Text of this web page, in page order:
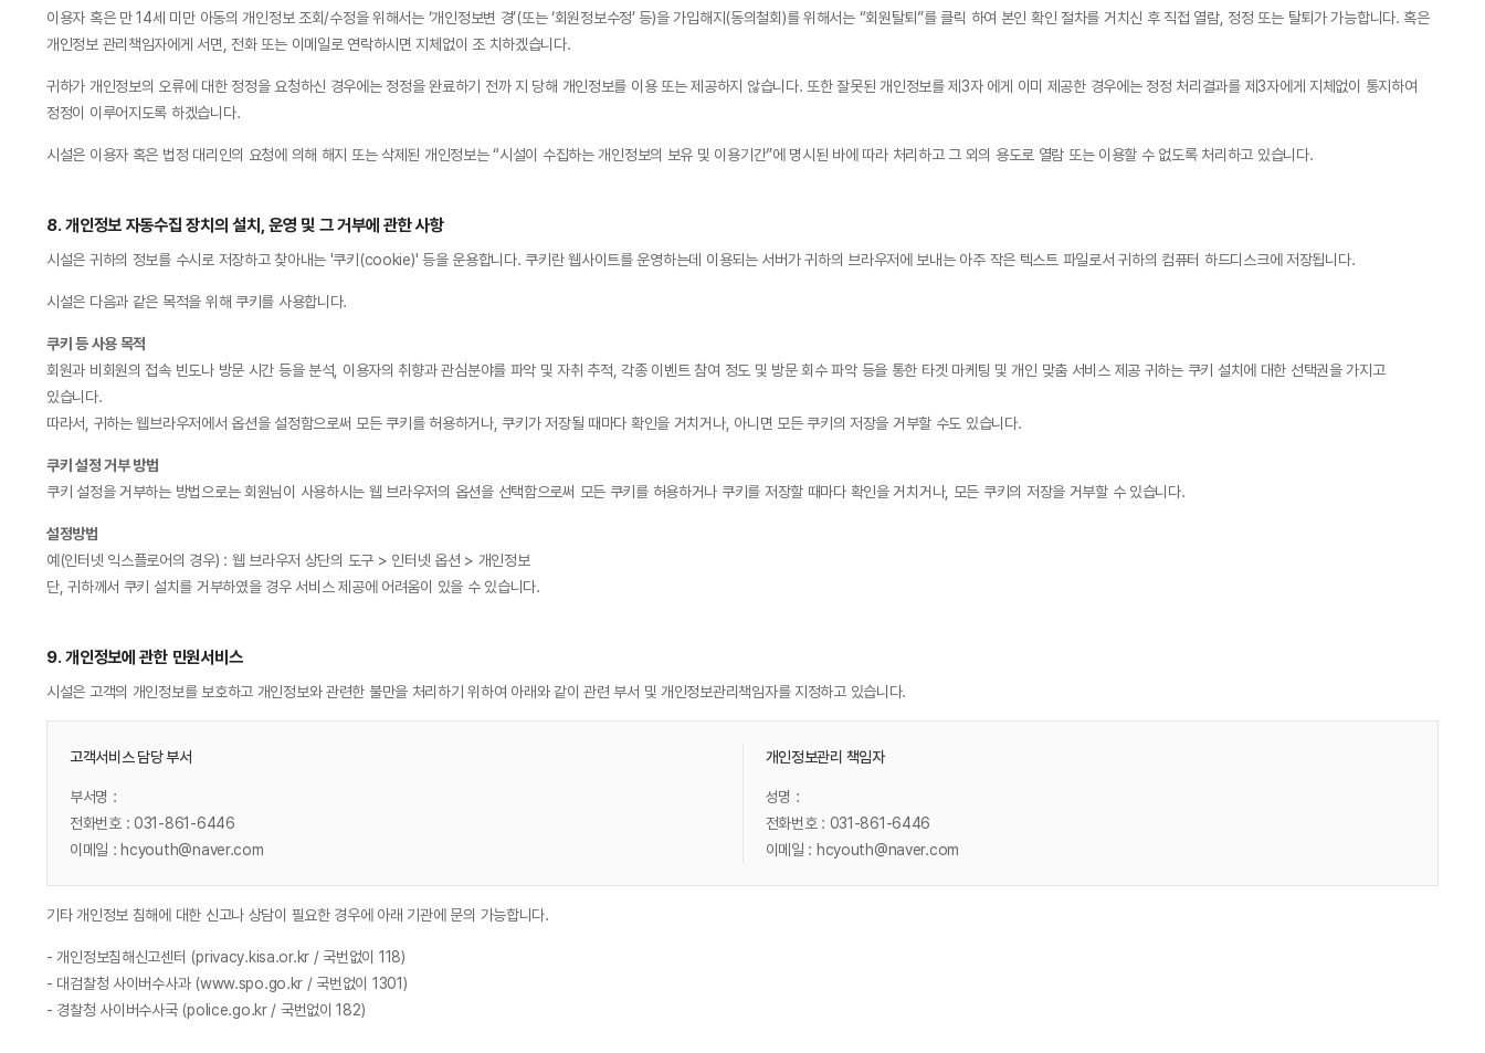
이용자 혹은 만 14세 미만 아동의 개인정보 조회/수정을 위해서는 ‘개인정보변 경’(또는 ‘회원정보수정’ 등)을 가입해지(동의철회)를 위해서는 “회원탈퇴”를 클릭 하여 본인 확인 절차를 거치신 후 직접 열람, 정정 또는 탈퇴가 가능합니다. 혹은
개인정보 관리책임자에게 서면, 전화 또는 이메일로 연락하시면 지체없이 조 치하겠습니다.
귀하가 개인정보의 오류에 대한 정정을 요청하신 경우에는 정정을 완료하기 전까 지 당해 개인정보를 이용 또는 제공하지 않습니다. 또한 잘못된 개인정보를 제3자 에게 이미 제공한 경우에는 정정 처리결과를 제3자에게 지체없이 통지하여
정정이 이루어지도록 하겠습니다.
시설은 이용자 혹은 법정 대리인의 요청에 의해 해지 또는 삭제된 개인정보는 “시설이 수집하는 개인정보의 보유 및 이용기간”에 명시된 바에 따라 처리하고 그 외의 용도로 열람 또는 이용할 수 없도록 처리하고 있습니다.
8. 개인정보 자동수집 장치의 설치, 운영 및 그 거부에 관한 사항
시설은 귀하의 정보를 수시로 저장하고 찾아내는 '쿠키(cookie)' 등을 운용합니다. 쿠키란 웹사이트를 운영하는데 이용되는 서버가 귀하의 브라우저에 보내는 아주 작은 텍스트 파일로서 귀하의 컴퓨터 하드디스크에 저장됩니다.
시설은 다음과 같은 목적을 위해 쿠키를 사용합니다.
쿠키 등 사용 목적
회원과 비회원의 접속 빈도나 방문 시간 등을 분석, 이용자의 취향과 관심분야를 파악 및 자취 추적, 각종 이벤트 참여 정도 및 방문 회수 파악 등을 통한 타겟 마케팅 및 개인 맞춤 서비스 제공 귀하는 쿠키 설치에 대한 선택권을 가지고
있습니다.
따라서, 귀하는 웹브라우저에서 옵션을 설정함으로써 모든 쿠키를 허용하거나, 쿠키가 저장될 때마다 확인을 거치거나, 아니면 모든 쿠키의 저장을 거부할 수도 있습니다.
쿠키 설정 거부 방법
쿠키 설정을 거부하는 방법으로는 회원님이 사용하시는 웹 브라우저의 옵션을 선택함으로써 모든 쿠키를 허용하거나 쿠키를 저장할 때마다 확인을 거치거나, 모든 쿠키의 저장을 거부할 수 있습니다.
설정방법
예(인터넷 익스플로어의 경우) : 웹 브라우저 상단의 도구 > 인터넷 옵션 > 개인정보
단, 귀하께서 쿠키 설치를 거부하였을 경우 서비스 제공에 어려움이 있을 수 있습니다.
9. 개인정보에 관한 민원서비스
시설은 고객의 개인정보를 보호하고 개인정보와 관련한 불만을 처리하기 위하여 아래와 같이 관련 부서 및 개인정보관리책임자를 지정하고 있습니다.
고객서비스 담당 부서
부서명 :
전화번호 : 031-861-6446
이메일 : hcyouth@naver.com
개인정보관리 책임자
성명 :
전화번호 : 031-861-6446
이메일 : hcyouth@naver.com
기타 개인정보 침해에 대한 신고나 상담이 필요한 경우에 아래 기관에 문의 가능합니다.
- 개인정보침해신고센터 (privacy.kisa.or.kr / 국번없이 118)
- 대검찰청 사이버수사과 (www.spo.go.kr / 국번없이 1301)
- 경찰청 사이버수사국 (police.go.kr / 국번없이 182)